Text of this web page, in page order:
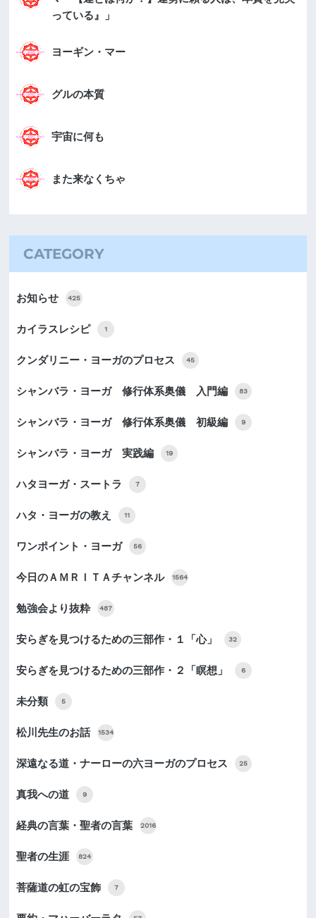
っている』」
ヨーギン・マー
グルの本質
宇宙に何も
また来なくちゃ
CATEGORY
お知らせ 425
カイラスレシピ 1
クンダリニー・ヨーガのプロセス 45
シャンバラ・ヨーガ 修行体系奥儀 入門編 83
シャンバラ・ヨーガ 修行体系奥儀 初級編 9
シャンバラ・ヨーガ 実践編 19
ハタヨーガ・スートラ 7
ハタ・ヨーガの教え 11
ワンポイント・ヨーガ 56
今日のＡＭＲＩＴＡチャンネル 1564
勉強会より抜粋 487
安らぎを見つけるための三部作・１「心」 32
安らぎを見つけるための三部作・２「瞑想」 6
未分類 5
松川先生のお話 1534
深遠なる道・ナーローの六ヨーガのプロセス 25
真我への道 9
経典の言葉・聖者の言葉 2016
聖者の生涯 824
菩薩道の虹の宝飾 7